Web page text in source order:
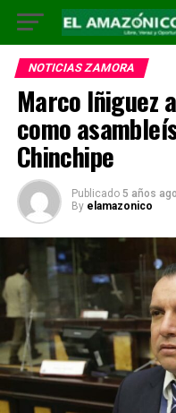
NOTICIAS ZAMORA
Marco Iñiguez
como
Chinchipe
Publicado 5 años ago
By elamazonico